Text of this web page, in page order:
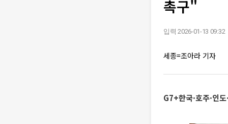
촉구"
입력 2026-01-13 09:32
세종=조아라 기자
G7+한국·호주·인